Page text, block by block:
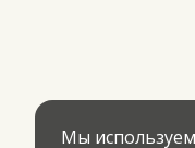
Мы